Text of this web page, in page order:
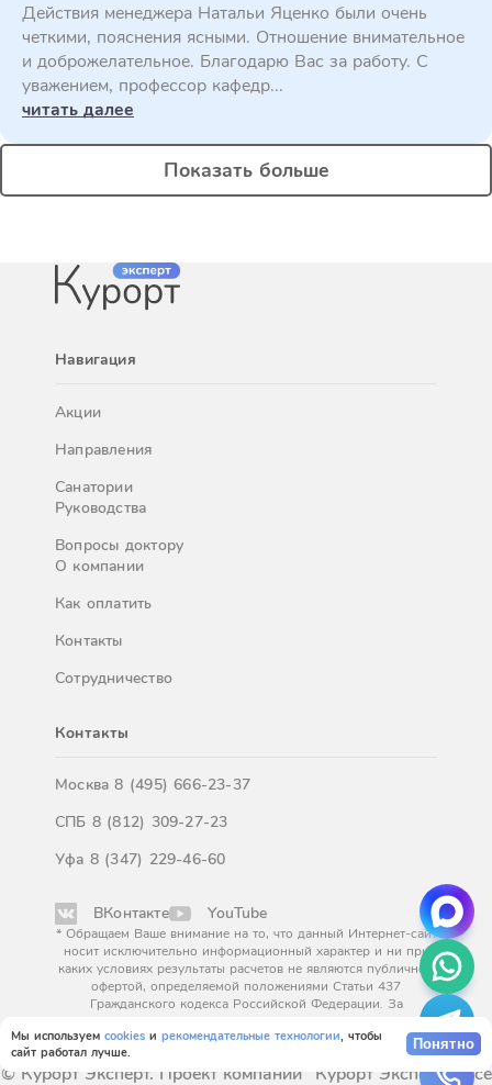
Мы используем cookies и рекомендательные технологии, чтобы
сайт работал лучше.
Понятно
Действия менеджера Натальи Яценко были очень
четкими, пояснения ясными. Отношение внимательное
и доброжелательное. Благодарю Вас за работу. С
уважением, профессор кафедр...
читать далее
Показать больше
Навигация
Акции
Направления
Санатории
Руководства
Вопросы доктору
О компании
Как оплатить
Контакты
Сотрудничество
Контакты
Москва8 (495) 666-23-37
СПБ 8 (812) 309-27-23
Уфа 8 (347) 229-46-60
ВКонтакте YouTube
* Обращаем Ваше внимание на то, что данный Интернет-сайт
носит исключительно информационный характер и ни при
каких условиях результаты расчетов не являются публичной
офертой, определяемой положениями Статьи 437
Гражданского кодекса Российской Федерации. За
окончательным расчетом обращайтесь к нашим менеджерам.
© Курорт Эксперт. Проект компании "Курорт Эксперт". Все